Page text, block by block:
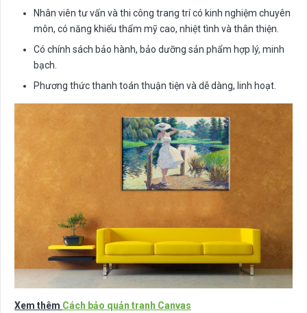
Nhân viên tư vấn và thi công trang trí có kinh nghiệm chuyên
môn, có năng khiếu thẩm mỹ cao, nhiệt tình và thân thiện.
Có chính sách bảo hành, bảo dưỡng sản phẩm hợp lý, minh
bạch.
Phương thức thanh toán thuận tiện và dễ dàng, linh hoạt.
Xem thêm Cách bảo quản tranh Canvas